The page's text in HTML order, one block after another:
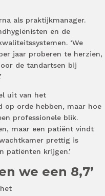
als praktijkmanager.
en de
‘We
jaar proberen te herzien,
de tandartsen bij
uit van het
op orde hebben, maar hoe
professionele blik.
maar een patiënt vindt
prettig is
patiënten krijgen.’
we een 8,7’